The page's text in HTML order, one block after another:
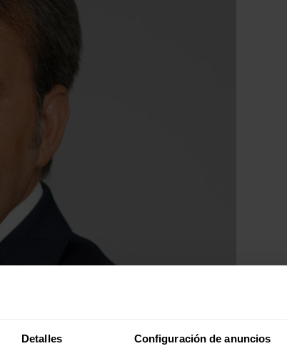
Detalles Configuración de anuncios